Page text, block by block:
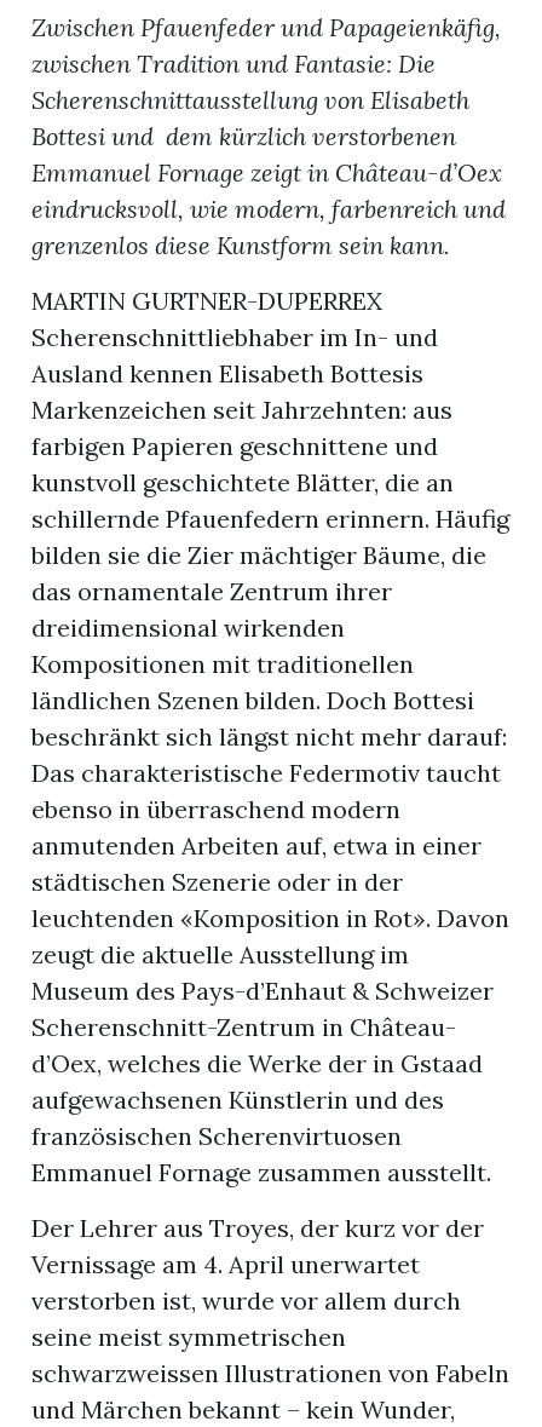
Zwischen Pfauenfeder und Papageienkäfig,
zwischen Tradition und Fantasie: Die
Scherenschnittausstellung von Elisabeth
Bottesi und dem kürzlich verstorbenen
Emmanuel Fornage zeigt in Château-d’Oex
eindrucksvoll, wie modern, farbenreich und
grenzenlos diese Kunstform sein kann.
MARTIN GURTNER-DUPERREX
Scherenschnittliebhaber im In- und
Ausland kennen Elisabeth Bottesis
Markenzeichen seit Jahrzehnten: aus
farbigen Papieren geschnittene und
kunstvoll geschichtete Blätter, die an
schillernde Pfauenfedern erinnern. Häufig
bilden sie die Zier mächtiger Bäume, die
das ornamentale Zentrum ihrer
dreidimensional wirkenden
Kompositionen mit traditionellen
ländlichen Szenen bilden. Doch Bottesi
beschränkt sich längst nicht mehr darauf:
Das charakteristische Federmotiv taucht
ebenso in überraschend modern
anmutenden Arbeiten auf, etwa in einer
städtischen Szenerie oder in der
leuchtenden «Komposition in Rot». Davon
zeugt die aktuelle Ausstellung im
Museum des Pays-d’Enhaut & Schweizer
Scherenschnitt-Zentrum in Château-
d’Oex, welches die Werke der in Gstaad
aufgewachsenen Künstlerin und des
französischen Scherenvirtuosen
Emmanuel Fornage zusammen ausstellt.
Der Lehrer aus Troyes, der kurz vor der
Vernissage am 4. April unerwartet
verstorben ist, wurde vor allem durch
seine meist symmetrischen
schwarzweissen Illustrationen von Fabeln
und Märchen bekannt – kein Wunder,